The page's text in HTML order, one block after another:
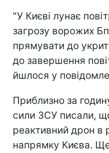
"У Києві лунає
загрозу ворожих
прямувати до
до завершення
йшлося у
Приблизно за
сили ЗСУ писали,
реактивний дрон в
напрямку Києва.